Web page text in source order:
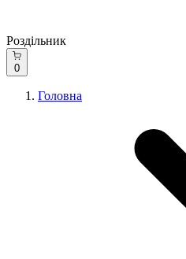
Роздільник
0
Головна